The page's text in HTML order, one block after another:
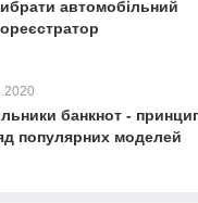
автомобільний
банкнот -
популярних моделей